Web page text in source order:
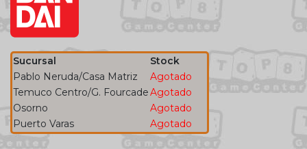
Sucursal
Stock
Pablo Neruda/Casa Matriz
Agotado
Temuco Centro/G. FourcadeAgotado
Osorno
Agotado
Puerto Varas
Agotado